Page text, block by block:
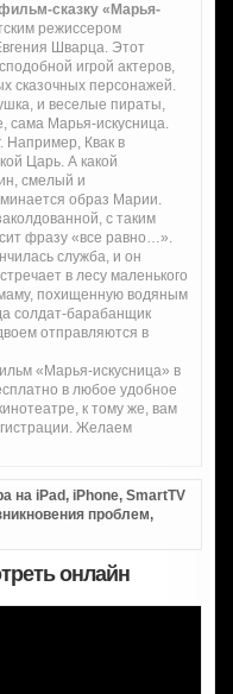
сказку «Марья-
режиссером
Шварца. Этот
игрой актеров,
сказочных персонажей.
и веселые пираты,
сама Марья-искусница.
Например, Квак в
Царь. А какой
смелый и
образ Марии.
с таким
фразу «все равно…».
служба, и он
в лесу маленького
похищенную водяным
солдат-барабанщик
отправляются в
«Марья-искусница» в
в любое удобное
к тому же, вам
Желаем
на iPad, iPhone, SmartTV
проблем,
онлайн